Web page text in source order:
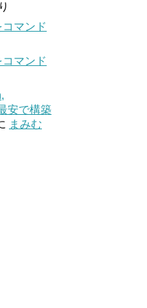
マンド
マンド
安で構築
まみむ